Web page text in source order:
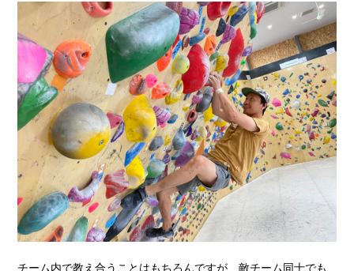
チーム内で教え合うことはもちろんですが、敵チーム同士でも